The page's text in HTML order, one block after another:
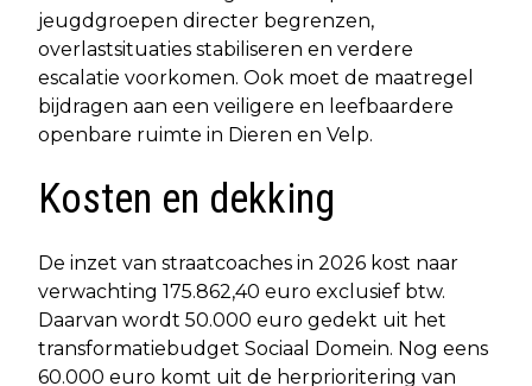
jeugdgroepen directer begrenzen,
overlastsituaties stabiliseren en verdere
escalatie voorkomen. Ook moet de maatregel
bijdragen aan een veiligere en leefbaardere
openbare ruimte in Dieren en Velp.
Kosten en dekking
De inzet van straatcoaches in 2026 kost naar
verwachting 175.862,40 euro exclusief btw.
Daarvan wordt 50.000 euro gedekt uit het
transformatiebudget Sociaal Domein. Nog eens
60.000 euro komt uit de herprioritering van